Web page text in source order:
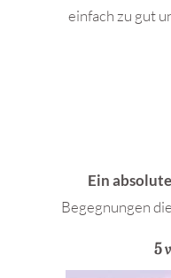
einfach zu gut
Ein
Begegnungen
5